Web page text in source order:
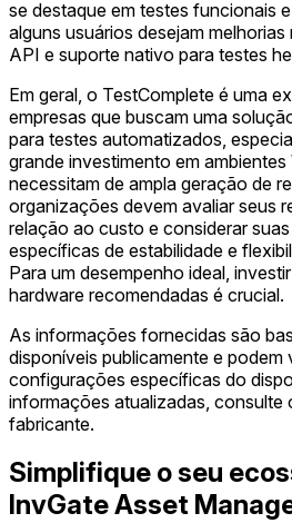
se destaque em testes funcionais
alguns usuários desejam
API e suporte nativo para testes
Em geral, o TestComplete é uma
empresas que buscam uma
para testes automatizados,
grande investimento em
necessitam de ampla geração de
organizações devem avaliar seus
relação ao custo e considerar
específicas de estabilidade e
Para um desempenho ideal,
hardware recomendadas é crucial.
As informações fornecidas são
disponíveis publicamente e podem
configurações específicas do
informações atualizadas, consulte
fabricante.
Simplifique o seu
InvGate Asset